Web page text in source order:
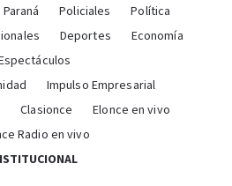
Paraná Policiales
Política
Deportes
Economía
Impulso Empresarial
Clasionce
Elonce en vivo
Radio en vivo